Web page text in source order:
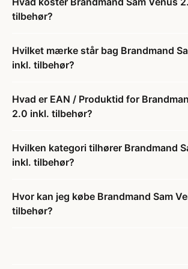
tilbehør?
Hvilket mærke står bag Brandmand
inkl. tilbehør?
Hvad er EAN / Produktid for
2.0 inkl. tilbehør?
Hvilken kategori tilhører Brandmand
inkl. tilbehør?
Hvor kan jeg købe Brandmand Sam
tilbehør?